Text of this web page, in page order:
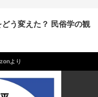
う変えた？ 民俗学の観
より